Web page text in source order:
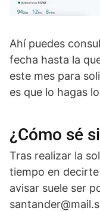
Ahí puedes
fecha hasta la
este mes para
es que lo hagas
¿Cómo sé
Tras realizar la
tiempo en
avisar suele ser